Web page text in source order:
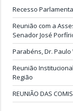
Recesso
Reunião com a
Senador José
Parabéns, Dr. Paulo
Reunião
Região
REUNIÃO DAS